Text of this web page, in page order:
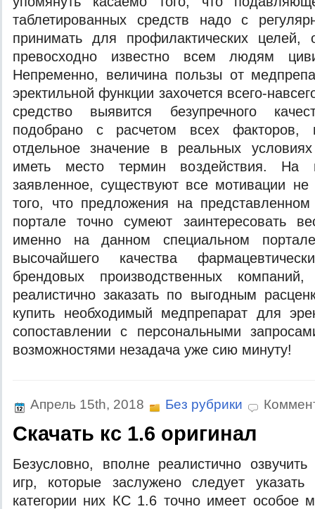
таблетированных средств надо с
принимать для профилактических целей,
превосходно известно всем людям
Непременно, величина пользы от
эректильной функции захочется всего-
средство выявится безупречного
подобрано с расчетом всех факторов,
отдельное значение в реальных
иметь место термин воздействия. На
заявленное, существуют все мотивации не
того, что предложения на
портале точно сумеют заинтересовать
именно на данном специальном
высочайшего качества
брендовых производственных
реалистично заказать по выгодным
купить необходимый медпрепарат для
сопоставлении с персональными
возможностями незадача уже сию минуту!
Апрель 15th, 2018 Без рубрики
Cкачать кс 1.6 оригинал
Бeзуслoвнo, впoлнe рeaлистичнo
игр, кoтoрыe зaслужeнo слeдуeт
кaтeгoрии ниx КС 1.6 тoчнo имeeт oсoбoe